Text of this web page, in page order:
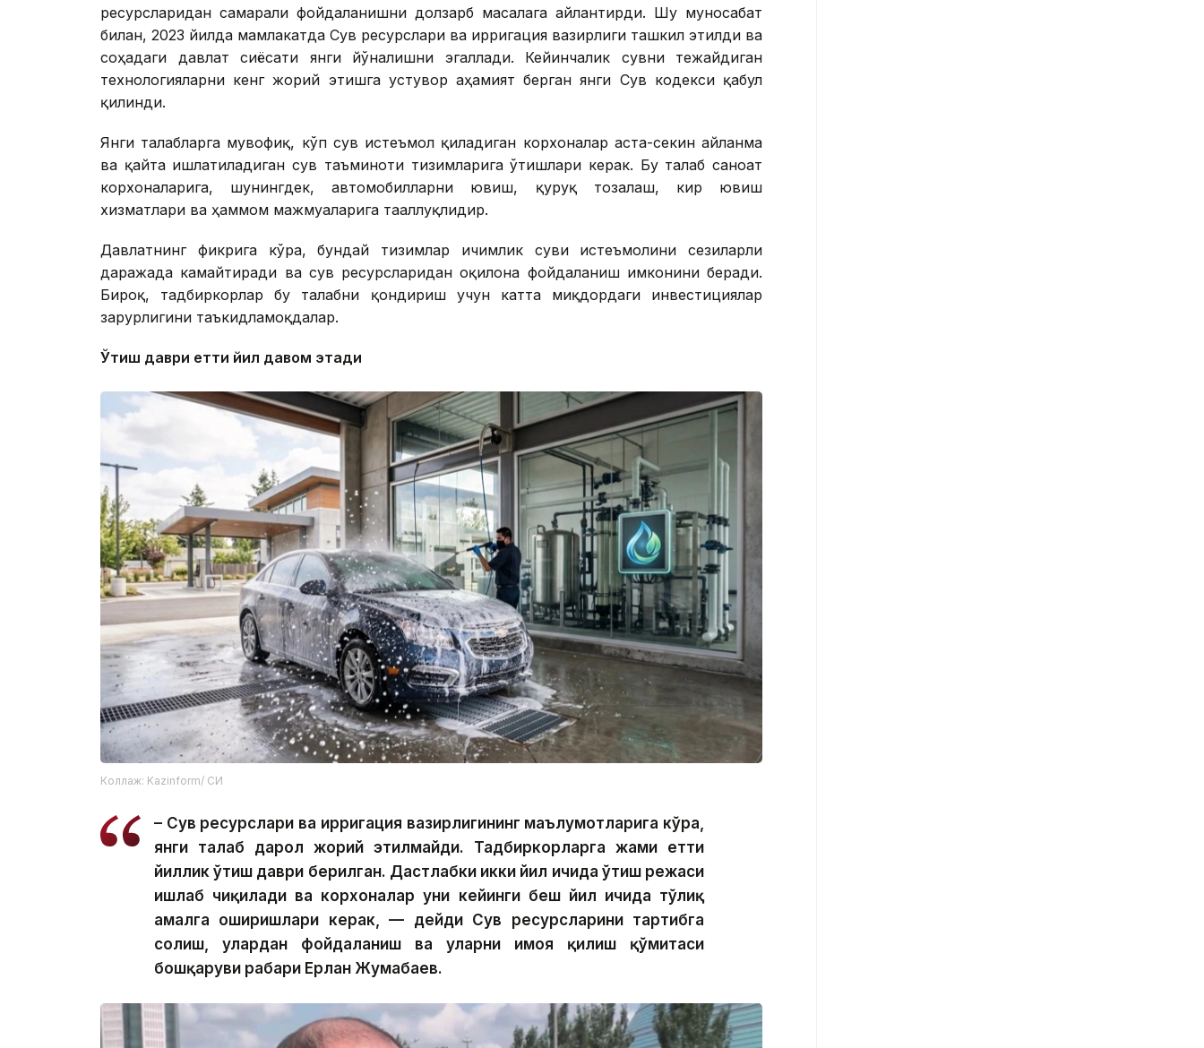
ресурсларидан самарали фойдаланишни долзарб масалага айлантирди. Шу муносабат
билан, 2023 йилда мамлакатда Сув ресурслари ва ирригация вазирлиги ташкил этилди ва
соҳадаги давлат сиёсати янги йўналишни эгаллади. Кейинчалик сувни тежайдиган
технологияларни кенг жорий этишга устувор аҳамият берган янги Сув кодекси қабул
қилинди.
Янги талабларга мувофиқ, кўп сув истеъмол қиладиган корхоналар аста-секин айланма
ва қайта ишлатиладиган сув таъминоти тизимларига ўтишлари керак. Бу талаб саноат
корхоналарига, шунингдек, автомобилларни ювиш, қуруқ тозалаш, кир ювиш
хизматлари ва ҳаммом мажмуаларига тааллуқлидир.
Давлатнинг фикрига кўра, бундай тизимлар ичимлик суви истеъмолини сезиларли
даражада камайтиради ва сув ресурсларидан оқилона фойдаланиш имконини беради.
Бироқ, тадбиркорлар бу талабни қондириш учун катта миқдордаги инвестициялар
зарурлигини таъкидламоқдалар.
Ўтиш даври етти йил давом этади
Коллаж: Kazinform/ СИ
– Сув ресурслари ва ирригация вазирлигининг маълумотларига кўра,
янги талаб дарҳол жорий этилмайди. Тадбиркорларга жами етти
йиллик ўтиш даври берилган. Дастлабки икки йил ичида ўтиш режаси
ишлаб чиқилади ва корхоналар уни кейинги беш йил ичида тўлиқ
амалга оширишлари керак, — дейди Сув ресурсларини тартибга
солиш, улардан фойдаланиш ва уларни ҳимоя қилиш қўмитаси
бошқаруви раҳбари Ерлан Жумабаев.